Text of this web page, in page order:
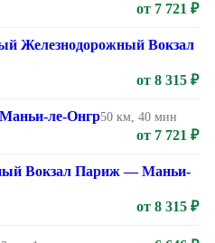
от 7 721 ₽
Железнодорожный Вокзал
от 8 315 ₽
ле-Онгр50 км, 40 мин
от 7 721 ₽
Вокзал Париж — Маньи-
от 8 315 ₽